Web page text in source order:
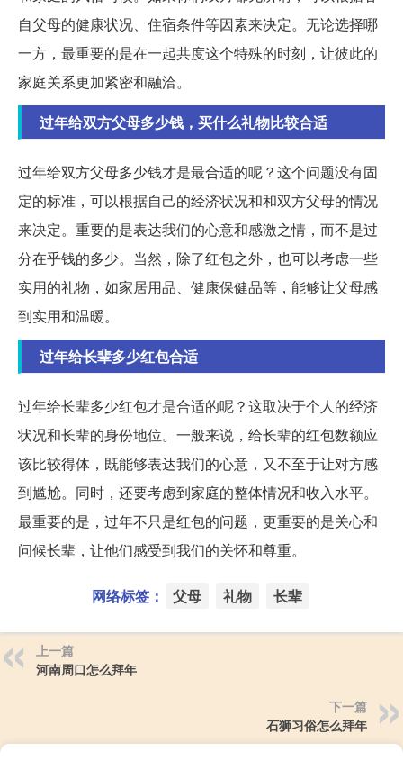
自父母的健康状况、住宿条件等因素来决定。无论选择哪
一方，最重要的是在一起共度这个特殊的时刻，让彼此的
家庭关系更加紧密和融洽。
过年给双方父母多少钱，买什么礼物比较合适
过年给双方父母多少钱才是最合适的呢？这个问题没有固
定的标准，可以根据自己的经济状况和和双方父母的情况
来决定。重要的是表达我们的心意和感激之情，而不是过
分在乎钱的多少。当然，除了红包之外，也可以考虑一些
实用的礼物，如家居用品、健康保健品等，能够让父母感
到实用和温暖。
过年给长辈多少红包合适
过年给长辈多少红包才是合适的呢？这取决于个人的经济
状况和长辈的身份地位。一般来说，给长辈的红包数额应
该比较得体，既能够表达我们的心意，又不至于让对方感
到尴尬。同时，还要考虑到家庭的整体情况和收入水平。
最重要的是，过年不只是红包的问题，更重要的是关心和
问候长辈，让他们感受到我们的关怀和尊重。
网络标签： 父母 礼物 长辈
上一篇
河南周口怎么拜年
下一篇
石狮习俗怎么拜年